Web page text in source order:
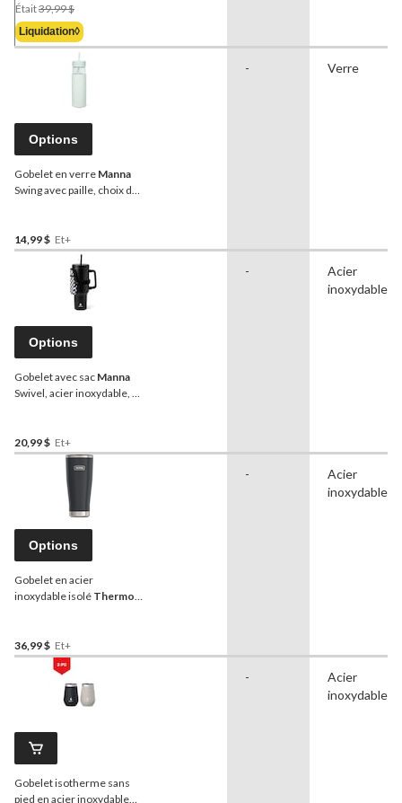
Était39,99 $
Était
39,99 $
Liquidation◊
Options
Gobelet en verre Manna
Swing avec paille, choix de
14,99 $ Et+
- Verre
Options
Gobelet avec sac Manna
Swivel, acier inoxydable, 40
20,99 $ Et+
-
Acier
inoxydable
Options
Gobelet en acier
inoxydable isolé Thermos
choix de couleurs, 18 oz
36,99 $ Et+
-
Acier
inoxydable
Gobelet isotherme sans
pied en acier inoxydable
-
Acier
inoxydable